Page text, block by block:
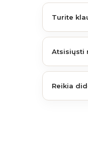
Turite
Atsisiųsti
Reikia